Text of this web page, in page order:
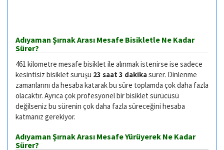
Adıyaman Şırnak Arası Mesafe Bisikletle Ne Kadar
Sürer?
461 kilometre mesafe bisiklet ile alınmak istenirse ise sadece
kesintisiz bisiklet sürüşü 23 saat 3 dakikasürer. Dinlenme
zamanlarını da hesaba katarak bu süre toplamda çok daha fazla
olacaktır. Ayrıca çok profesyonel bir bisiklet sürücüsü
değilseniz bu sürenin çok daha fazla süreceğini hesaba
katmanız gerekiyor.
Adıyaman Şırnak Arası Mesafe Yürüyerek Ne Kadar
Sürer?